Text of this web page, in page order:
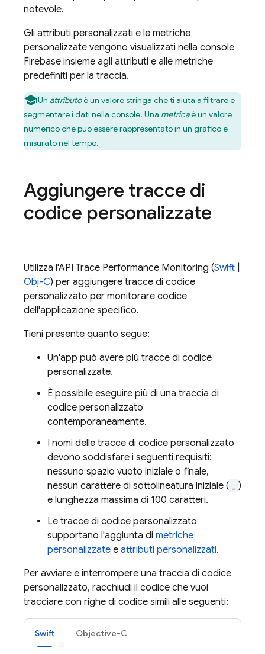
notevole.
Gli attributi personalizzati e le metriche
personalizzate vengono visualizzati nella console
Firebase insieme agli attributi e alle metriche
predefiniti per la traccia.
Un attributoè un valore stringa che ti aiuta a filtrare e
segmentare i dati nella console. Una metricaè un valore
numerico che può essere rappresentato in un grafico e
misurato nel tempo.
Aggiungere tracce di
codice personalizzate
Utilizza l'API Trace Performance Monitoring (Swift
Obj-C) per aggiungere tracce di codice
personalizzato per monitorare codice
dell'applicazione specifico.
Tieni presente quanto segue:
Un'app può avere più tracce di codice
personalizzate.
È possibile eseguire più di una traccia di
codice personalizzato
contemporaneamente.
I nomi delle tracce di codice personalizzato
devono soddisfare i seguenti requisiti:
nessuno spazio vuoto iniziale o finale,
nessun carattere di sottolineatura iniziale (
)
e lunghezza massima di 100 caratteri.
Le tracce di codice personalizzato
supportano l'aggiunta di metriche
personalizzate e attributi personalizzati.
Per avviare e interrompere una traccia di codice
personalizzato, racchiudi il codice che vuoi
tracciare con righe di codice simili alle seguenti:
Swift Objective-C